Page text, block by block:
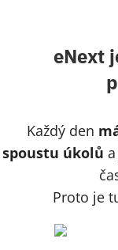
eNext
Každý den
spoustu úkolů
Proto je